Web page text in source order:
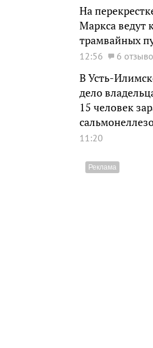
На
Маркса ведут
трамвайных
12:56 6
В Усть-
дело
15 человек
11:20